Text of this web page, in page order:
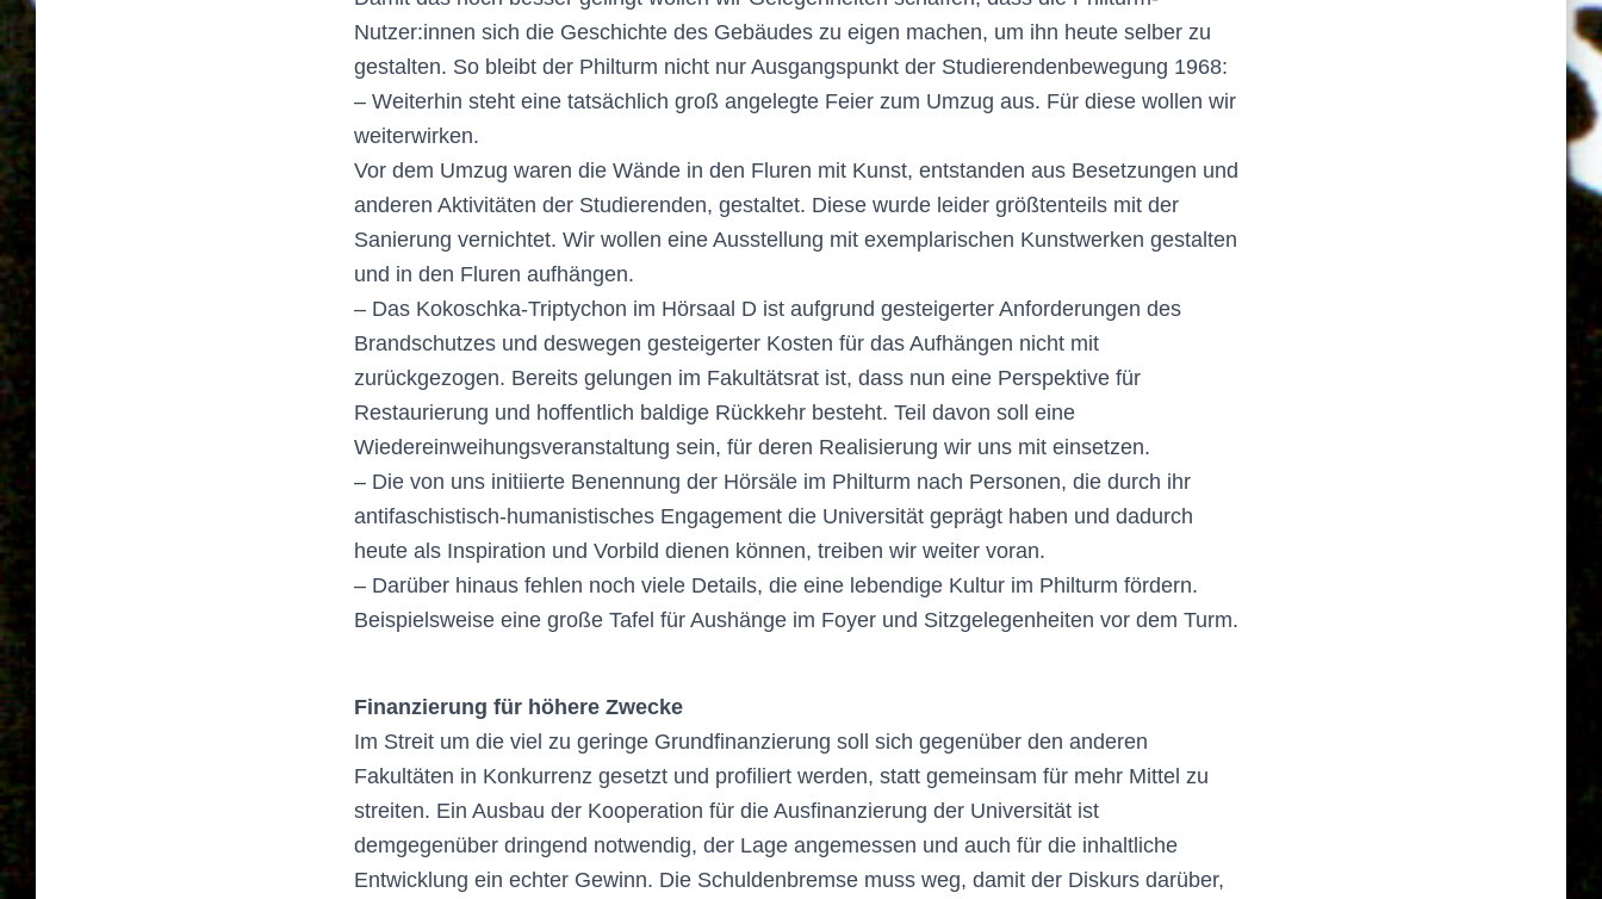
Nutzer:innen sich die Geschichte des Gebäudes zu eigen machen, um ihn heute selber zu
gestalten. So bleibt der Philturm nicht nur Ausgangspunkt der Studierendenbewegung 1968:
– Weiterhin steht eine tatsächlich groß angelegte Feier zum Umzug aus. Für diese wollen wir
weiterwirken.
Vor dem Umzug waren die Wände in den Fluren mit Kunst, entstanden aus Besetzungen und
anderen Aktivitäten der Studierenden, gestaltet. Diese wurde leider größtenteils mit der
Sanierung vernichtet. Wir wollen eine Ausstellung mit exemplarischen Kunstwerken gestalten
und in den Fluren aufhängen.
– Das Kokoschka-Triptychon im Hörsaal D ist aufgrund gesteigerter Anforderungen des
Brandschutzes und deswegen gesteigerter Kosten für das Aufhängen nicht mit
zurückgezogen. Bereits gelungen im Fakultätsrat ist, dass nun eine Perspektive für
Restaurierung und hoffentlich baldige Rückkehr besteht. Teil davon soll eine
Wiedereinweihungsveranstaltung sein, für deren Realisierung wir uns mit einsetzen.
– Die von uns initiierte Benennung der Hörsäle im Philturm nach Personen, die durch ihr
antifaschistisch-humanistisches Engagement die Universität geprägt haben und dadurch
heute als Inspiration und Vorbild dienen können, treiben wir weiter voran.
– Darüber hinaus fehlen noch viele Details, die eine lebendige Kultur im Philturm fördern.
Beispielsweise eine große Tafel für Aushänge im Foyer und Sitzgelegenheiten vor dem Turm.
Finanzierung für höhere Zwecke
Im Streit um die viel zu geringe Grundfinanzierung soll sich gegenüber den anderen
Fakultäten in Konkurrenz gesetzt und profiliert werden, statt gemeinsam für mehr Mittel zu
streiten. Ein Ausbau der Kooperation für die Ausfinanzierung der Universität ist
demgegenüber dringend notwendig, der Lage angemessen und auch für die inhaltliche
Entwicklung ein echter Gewinn. Die Schuldenbremse muss weg, damit der Diskurs darüber,